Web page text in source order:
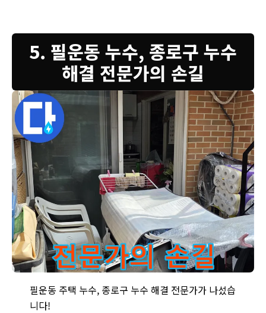
5. 필운동 누수, 종로구 누수
해결 전문가의 손길
필운동 주택 누수, 종로구 누수 해결 전문가가 나섰습
니다!